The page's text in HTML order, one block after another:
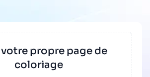
votre propre page de
coloriage